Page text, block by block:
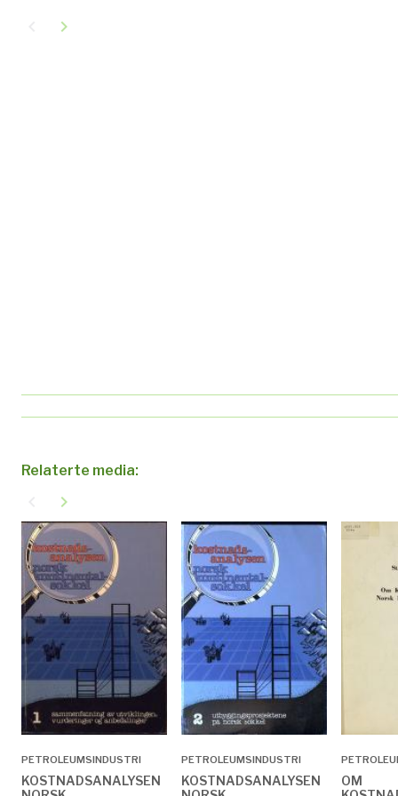
navigate_next
Relaterte media:
PETROLEUMSINDUSTRI
KOSTNADSANALYSEN
PETROLEUMSINDUSTRI
KOSTNADSANALYSEN
OM
navigate_next